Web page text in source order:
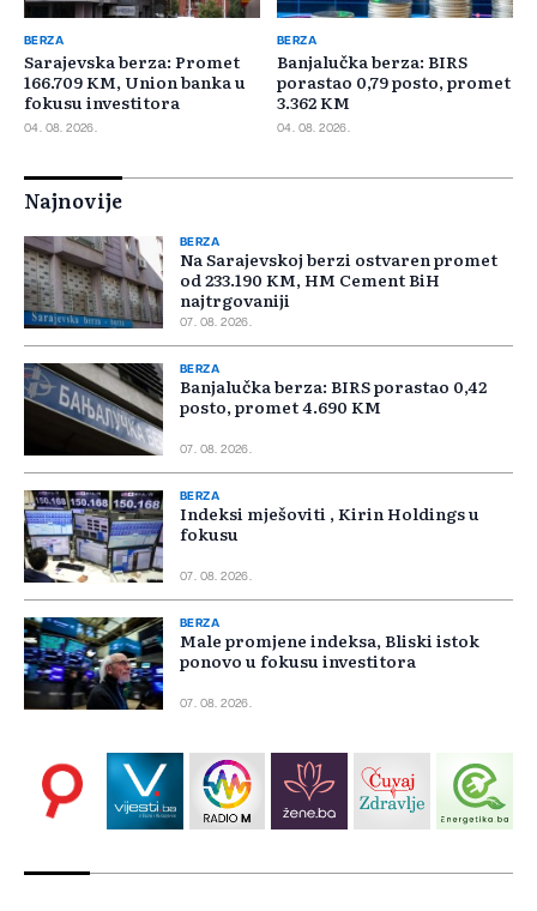
BERZA
Sarajevska berza: Promet
166.709 KM, Union banka u
fokusu investitora
04. 08. 2026.
BERZA
Banjalučka berza: BIRS
porastao 0,79 posto, promet
3.362 KM
04. 08. 2026.
Najnovije
BERZA
Na Sarajevskoj berzi ostvaren promet
od 233.190 KM, HM Cement BiH
najtrgovaniji
07. 08. 2026.
BERZA
Banjalučka berza: BIRS porastao 0,42
posto, promet 4.690 KM
07. 08. 2026.
BERZA
Indeksi mješoviti , Kirin Holdings u
fokusu
07. 08. 2026.
BERZA
Male promjene indeksa, Bliski istok
ponovo u fokusu investitora
07. 08. 2026.